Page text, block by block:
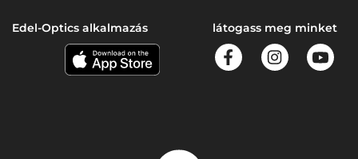
Edel-Optics alkalmazás látogass meg minket